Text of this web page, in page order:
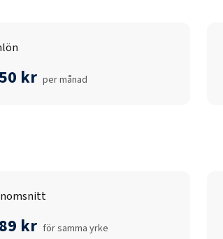
kr per månad
kr för samma yrke